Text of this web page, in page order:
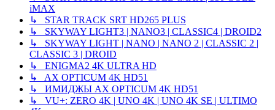
iMAX
↳ STAR TRACK SRT HD265 PLUS
↳ SKYWAY LIGHT3 | NANO3 | CLASSIC4 | DROID2
↳ SKYWAY LIGHT | NANO | NANO 2 | CLASSIC 2 |
CLASSIC 3 | DROID
↳ ENIGMA2 4K ULTRA HD
↳ AX OPTICUM 4K HD51
↳ ИМИДЖЫ AX OPTICUM 4K HD51
↳ VU+: ZERO 4K | UNO 4K | UNO 4K SE | ULTIMO